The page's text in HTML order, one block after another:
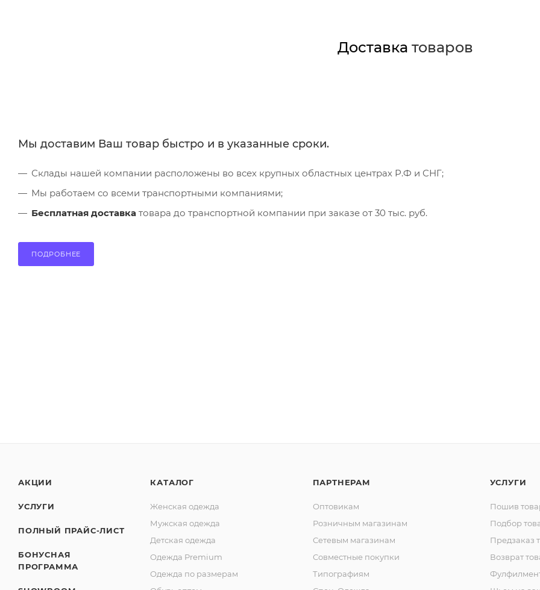
Доставка товаров
Мы доставим Ваш товар быстро и в указанные сроки.
Склады нашей компании расположены во всех крупных областных центрах Р.Ф и СНГ;
Мы работаем со всеми транспортными компаниями;
Бесплатная доставка товара до транспортной компании при заказе от 30 тыс. руб.
ПОДРОБНЕЕ
АКЦИИ
УСЛУГИ
ПОЛНЫЙ ПРАЙС-ЛИСТ
БОНУСНАЯ
ПРОГРАММА
КАТАЛОГ
Женская одежда
Мужская одежда
Детская одежда
Одежда Premium
Одежда по размерам
ПАРТНЕРАМ
Оптовикам
Розничным магазинам
Сетевым магазинам
Совместные покупки
Типографиям
УСЛУГИ
Пошив
Подбор
Предзаказ
Возврат